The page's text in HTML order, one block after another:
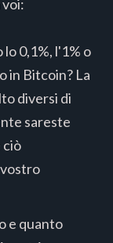
0,1%, l'1% o
in Bitcoin? La
diversi di
sareste
ciò
e quanto